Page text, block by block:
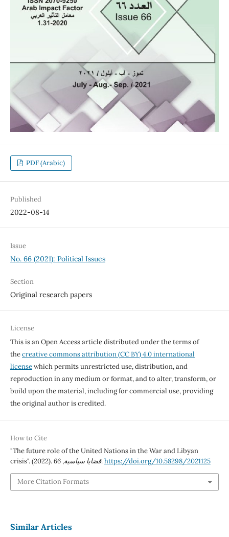
PDF (Arabic)
Published
2022-08-14
Issue
No. 66 (2021): Political Issues
Section
Original research papers
License
This is an Open Access article distributed under the terms of
thecreative commons attribution (CC BY) 4.0 international
licensewhich permits unrestricted use, distribution, and
reproduction in any medium or format, and to alter, transform, or
build upon the material, including for commercial use, providing
the original author is credited.
How to Cite
"The future role of the United Nations in the War and Libyan
crisis". (2022).
قضايا سياسية,
66 .https://doi.org/10.58298/2021125
More Citation Formats
Similar Articles